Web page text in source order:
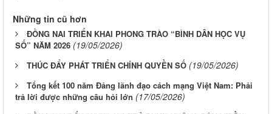
Những tin cũ hơn
ĐỒNG NAI TRIỂN KHAI PHONG TRÀO “BÌNH DÂN HỌC VỤ
SỐ” NĂM 2026 (19/05/2026)
THÚC ĐẨY PHÁT TRIỂN CHÍNH QUYỀN SỐ (19/05/2026)
Tổng kết 100 năm Đảng lãnh đạo cách mạng Việt Nam: Phải
trả lời được những câu hỏi lớn (17/05/2026)